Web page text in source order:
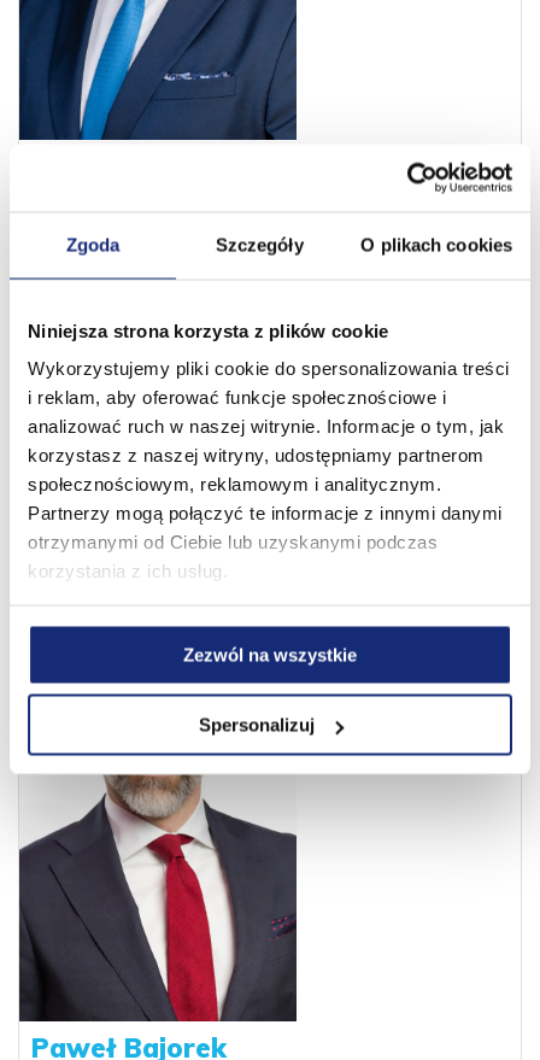
Zgoda Szczegóły O plikach cookies
Niniejsza strona korzysta z plików cookie
Wykorzystujemy pliki cookie do spersonalizowania treści
i reklam, aby oferować funkcje społecznościowe i
analizować ruch w naszej witrynie. Informacje o tym, jak
korzystasz z naszej witryny, udostępniamy partnerom
społecznościowym, reklamowym i analitycznym.
Partnerzy mogą połączyć te informacje z innymi danymi
otrzymanymi od Ciebie lub uzyskanymi podczas
korzystania z ich usług.
Zezwól na wszystkie
Spersonalizuj
Z dumą podejmuję się odpowiedzialności
za rozwój biznesowy nowej spółki zależnej
DACH. Wieloletnie doświadczenie w branży
FMCG oraz w obszarze marek własnych –
zdobyte w sprzedaży, marketingu,
przywództwie i rozwoju biznesu w firmach
takich jak Unilever, Reckitt czy Grupa Dr.
Beckmann – stanowi solidną podstawę
do realizacji bardzo ambitnych celów.
Paweł Bajorek